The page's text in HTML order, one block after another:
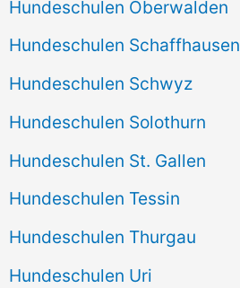
Hundeschulen Oberwalden
Hundeschulen Schaffhausen
Hundeschulen Schwyz
Hundeschulen Solothurn
Hundeschulen St. Gallen
Hundeschulen Tessin
Hundeschulen Thurgau
Hundeschulen Uri